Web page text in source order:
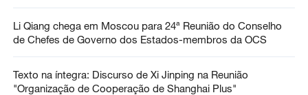
Li Qiang chega em Moscou para 24ª Reunião do Conselho
de Chefes de Governo dos Estados-membros da OCS
Texto na íntegra: Discurso de Xi Jinping na Reunião
"Organização de Cooperação de Shanghai Plus"